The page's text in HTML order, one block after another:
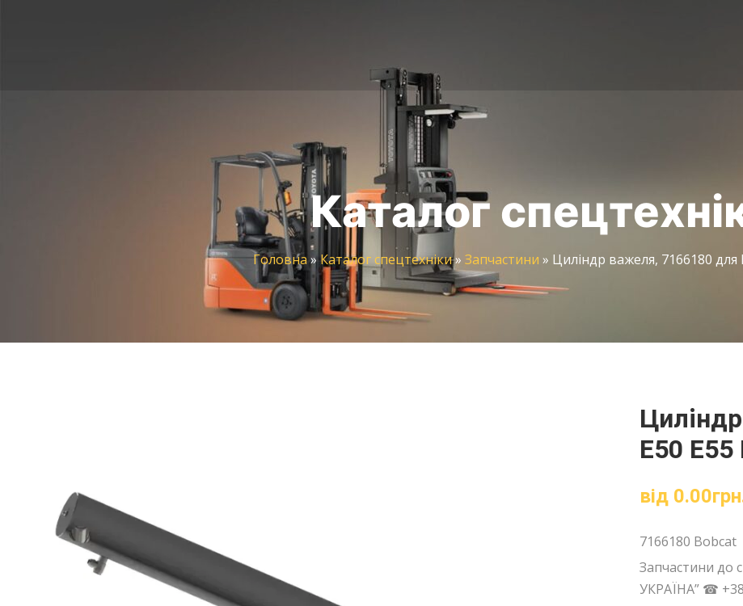
Каталог
Головна»Каталог спецтехніки» Запчастини » Циліндр важеля, 7166180 для
E50
від 0.00
7166180 Bobcat
Запчастини до
УКРАЇНА” ☎